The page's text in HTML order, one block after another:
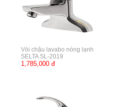
Vòi chậu lavabo nóng lạnh
SELTA SL-2019
1,785,000 đ